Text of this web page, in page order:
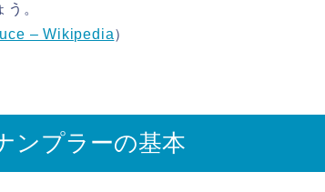
。
– Wikipedia）
ンプラーの基本